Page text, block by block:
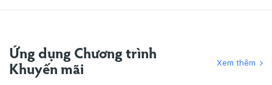
Ứng dụng Chương trình
Khuyến mãi
Xem thêm